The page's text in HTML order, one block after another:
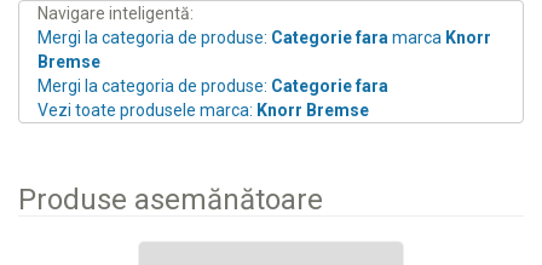
Navigare inteligentă:
Mergi la categoria de produse: Categorie fara marca Knorr
Bremse
Mergi la categoria de produse: Categorie fara
Vezi toate produsele marca: Knorr Bremse
Produse asemănătoare